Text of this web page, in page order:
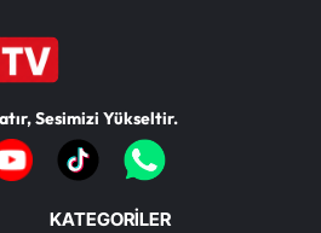
Sesimizi Yükseltir.
KATEGORİLER